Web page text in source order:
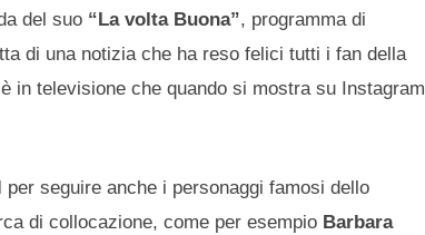
del suo “La volta Buona”, programma di
di una notizia che ha reso felici tutti i fan della
in televisione che quando si mostra su Instagram
per seguire anche i personaggi famosi dello
di collocazione, come per esempio Barbara